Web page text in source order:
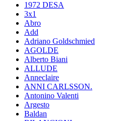
1972 DESA
3x1
Abro
Add
Adriano Goldschmied
AGOLDE
Alberto Biani
ALLUDE
Anneclaire
ANNI CARLSSON.
Antonino Valenti
Argesto
Baldan